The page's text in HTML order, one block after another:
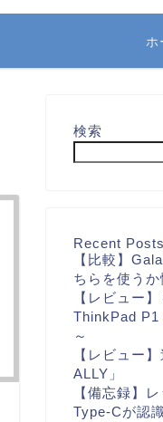
ホ
検索
Recent Posts
【比較】
ちらを使うか
【レビュー
ThinkPad P1
～
【レビュー
ALLY」
【備忘録】
Type-Cが認